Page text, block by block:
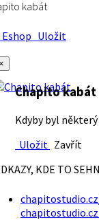
kabát
Uložit
Chapito kabát
Kdyby byl
Uložit Zavřít
KDE TO